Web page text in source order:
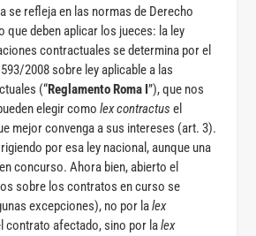
se refleja en las normas de Derecho
que deben aplicar los jueces: la ley
contractuales se determina por el
2008 sobre ley aplicable a las
(“Reglamento Roma I”), que nos
elegir comolex contractus el
mejor convenga a sus intereses (art. 3).
por esa ley nacional, aunque una
concurso. Ahora bien, abierto el
sobre los contratos en curso se
excepciones), no por lalex
contrato afectado, sino por lalex